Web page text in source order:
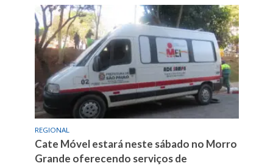
REGIONAL
Cate Móvel estará neste sábado no Morro
Grande oferecendo serviços de